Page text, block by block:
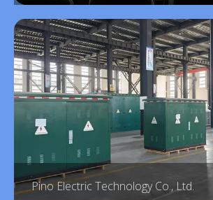
Pino Electric Technology Co., Ltd.